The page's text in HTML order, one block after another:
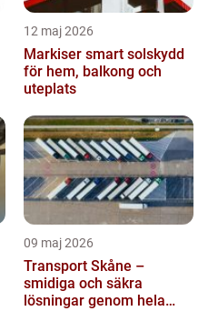
12 maj 2026
Markiser smart solskydd
för hem, balkong och
uteplats
09 maj 2026
Transport Skåne –
smidiga och säkra
lösningar genom hela